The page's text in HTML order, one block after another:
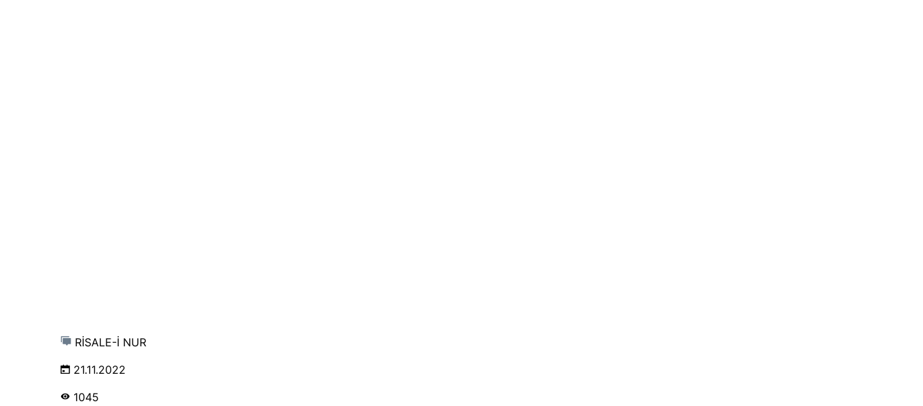
RİSALE-İ NUR
21.11.2022
1045